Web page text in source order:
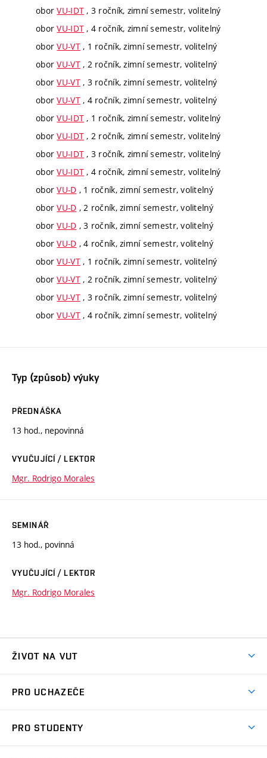
oborVU-IDT , 3 ročník, zimní semestr, volitelný
oborVU-IDT , 4 ročník, zimní semestr, volitelný
oborVU-VT, 1 ročník, zimní semestr, volitelný
oborVU-VT, 2 ročník, zimní semestr, volitelný
oborVU-VT, 3 ročník, zimní semestr, volitelný
oborVU-VT, 4 ročník, zimní semestr, volitelný
oborVU-IDT , 1 ročník, zimní semestr, volitelný
oborVU-IDT , 2 ročník, zimní semestr, volitelný
oborVU-IDT , 3 ročník, zimní semestr, volitelný
oborVU-IDT , 4 ročník, zimní semestr, volitelný
oborVU-D , 1 ročník, zimní semestr, volitelný
oborVU-D , 2 ročník, zimní semestr, volitelný
oborVU-D , 3 ročník, zimní semestr, volitelný
oborVU-D , 4 ročník, zimní semestr, volitelný
oborVU-VT, 1 ročník, zimní semestr, volitelný
oborVU-VT, 2 ročník, zimní semestr, volitelný
oborVU-VT, 3 ročník, zimní semestr, volitelný
oborVU-VT, 4 ročník, zimní semestr, volitelný
Typ (způsob) výuky
PŘEDNÁŠKA
13 hod., nepovinná
VYUČUJÍCÍ / LEKTOR
Mgr. Rodrigo Morales
SEMINÁŘ
13 hod., povinná
VYUČUJÍCÍ / LEKTOR
Mgr. Rodrigo Morales
ŽIVOT NA VUT
Koleje
PRO UCHAZEČE
PRO STUDENTY